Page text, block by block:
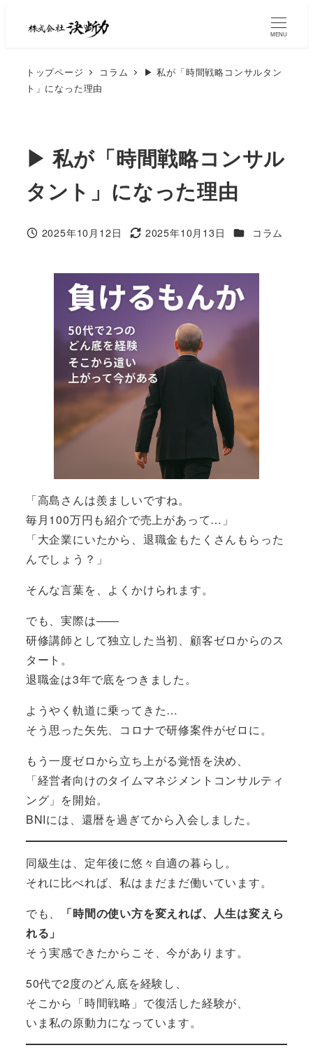
MENU
トップページ コラム
▶︎ 私が「時間戦略コンサルタン
ト」になった理由
▶︎ 私が「時間戦略コンサル
タント」になった理由
2025年10月12日 2025年10月13日 コラム
「高島さんは羨ましいですね。
毎月100万円も紹介で売上があって…」
「大企業にいたから、退職金もたくさんもらった
んでしょう？」
そんな言葉を、よくかけられます。
でも、実際は――
研修講師として独立した当初、顧客ゼロからのス
タート。
退職金は3年で底をつきました。
ようやく軌道に乗ってきた…
そう思った矢先、コロナで研修案件がゼロに。
もう一度ゼロから立ち上がる覚悟を決め、
「経営者向けのタイムマネジメントコンサルティ
ング」を開始。
BNIには、還暦を過ぎてから入会しました。
同級生は、定年後に悠々自適の暮らし。
それに比べれば、私はまだまだ働いています。
でも、
「時間の使い方を変えれば、人生は変えら
れる」
そう実感できたからこそ、今があります。
50代で2度のどん底を経験し、
そこから「時間戦略」で復活した経験が、
いま私の原動力になっています。